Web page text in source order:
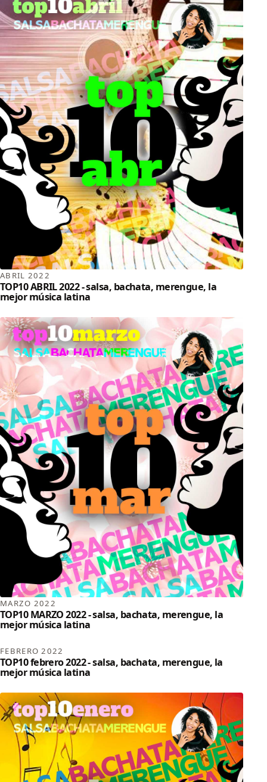
ABRIL 2022
TOP10 ABRIL 2022 - salsa, bachata, merengue, la
mejor música latina
MARZO 2022
TOP10 MARZO 2022 - salsa, bachata, merengue, la
mejor música latina
FEBRERO 2022
TOP10 febrero 2022 - salsa, bachata, merengue, la
mejor música latina